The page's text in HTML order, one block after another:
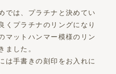
では、プラチナと決めてい
くプラチナのリングになり
マットハンマー模様のリン
ました。
は手書きの刻印をお入れに